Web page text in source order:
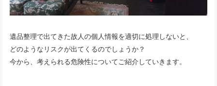
遺品整理で出てきた故人の個人情報を適切に処理しないと、
どのようなリスクが出てくるのでしょうか？
今から、考えられる危険性についてご紹介していきます。